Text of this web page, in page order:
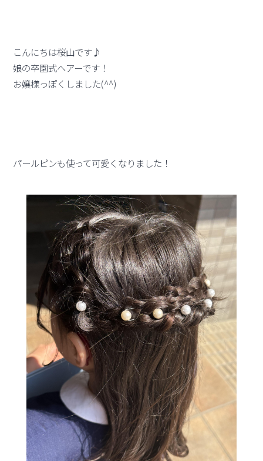
こんにちは桜山です♪
娘の卒園式ヘアーです！
お嬢様っぽくしました(^^)
パールピンも使って可愛くなりました！